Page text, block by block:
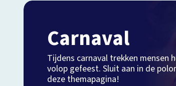
Carnaval
Tijdens carnaval trekken mensen
volop gefeest. Sluit aan in de
deze themapagina!